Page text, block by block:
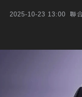
2025-10-23 13:00 聯